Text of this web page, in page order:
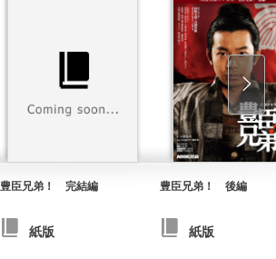
豊臣兄弟！ 完結編
紙版
豊臣兄弟！ 後編
紙版